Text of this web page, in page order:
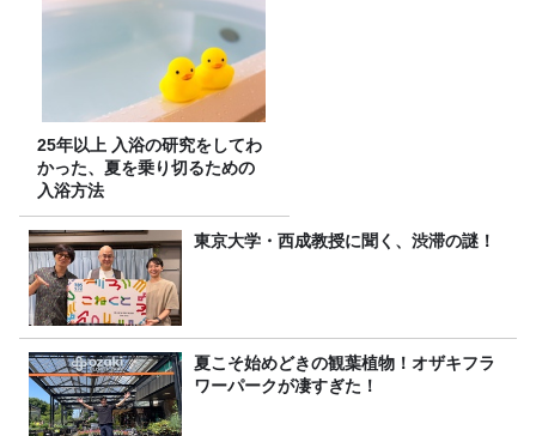
25年以上 入浴の研究をしてわ
かった、夏を乗り切るための
入浴方法
東京大学・西成教授に聞く、渋滞の謎！
夏こそ始めどきの観葉植物！オザキフラ
ワーパークが凄すぎた！